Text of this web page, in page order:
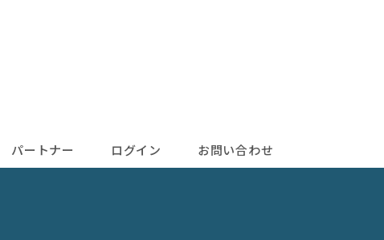
パートナー ログイン お問い合わせ